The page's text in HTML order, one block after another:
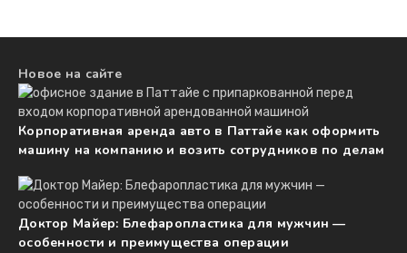
Новое на сайте
Корпоративная аренда авто в Паттайе как оформить
машину на компанию и возить сотрудников по делам
Доктор Майер: Блефаропластика для мужчин —
особенности и преимущества операции